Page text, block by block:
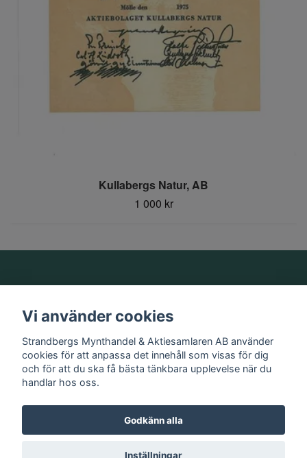
Kullabergs Natur, AB
1 000 kr
Information
Sociala medier
© 2026 Strandbergs Mynthandel & Aktiesamlaren AB
Vi använder cookies
Strandbergs Mynthandel & Aktiesamlaren AB använder
cookies för att anpassa det innehåll som visas för dig
och för att du ska få bästa tänkbara upplevelse när du
handlar hos oss.
Godkänn alla
Inställningar